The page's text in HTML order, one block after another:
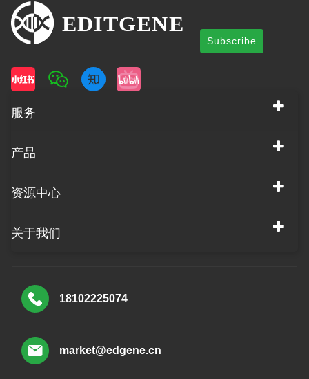
Subscribe
服务
产品
资源中心
关于我们
18102225074
market@edgene.cn